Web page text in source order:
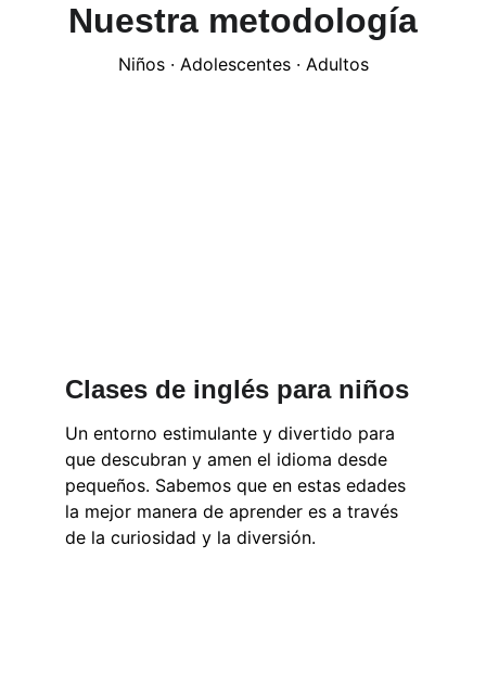
Nuestra metodología
Niños · Adolescentes · Adultos
Clases de inglés para niños
Un entorno estimulante y divertido para
que descubran y amen el idioma desde
pequeños. Sabemos que en estas edades
la mejor manera de aprender es a través
de la curiosidad y la diversión.